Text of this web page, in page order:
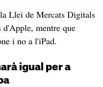
Llei de Mercats Digitals
d'Apple, mentre que
i no a l'iPad.
igual per a